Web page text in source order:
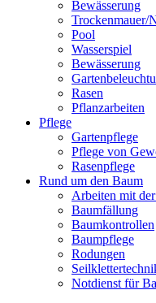
Bewässerung
Trockenmauer/
Pool
Wasserspiel
Bewässerung
Rasen
Pflanzarbeiten
Pflege
Gartenpflege
Pflege von
Rasenpflege
Rund um den Baum
Arbeiten mit
Baumfällung
Baumkontrollen
Baumpflege
Rodungen
Notdienst für